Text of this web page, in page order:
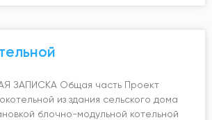
ЗАПИСКА Общая часть Проект
из здания сельского дома
блочно-модульной котельной